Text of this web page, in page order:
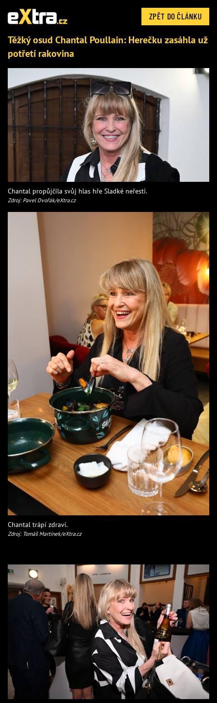
ZPĚT DO ČLÁNKU
Těžký osud Chantal Poullain: Herečku zasáhla už
potřetí rakovina
Chantal propůjčila svůj hlas hře Sladké neřesti.
Zdroj: Pavel Dvořák/eXtra.cz
Chantal trápí zdraví.
Zdroj: Tomáš Martínek/eXtra.cz